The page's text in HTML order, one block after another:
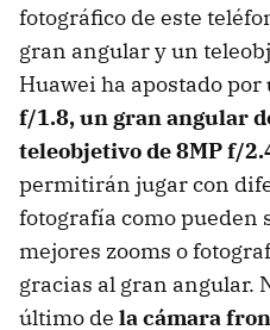
fotográfico de este
gran angular y un
Huawei ha apostado por
f/1.8, un gran angular
teleobjetivo de 8MP f/
permitirán jugar con
fotografía como pueden
mejores zooms o
gracias al gran angular.
último de la cámara